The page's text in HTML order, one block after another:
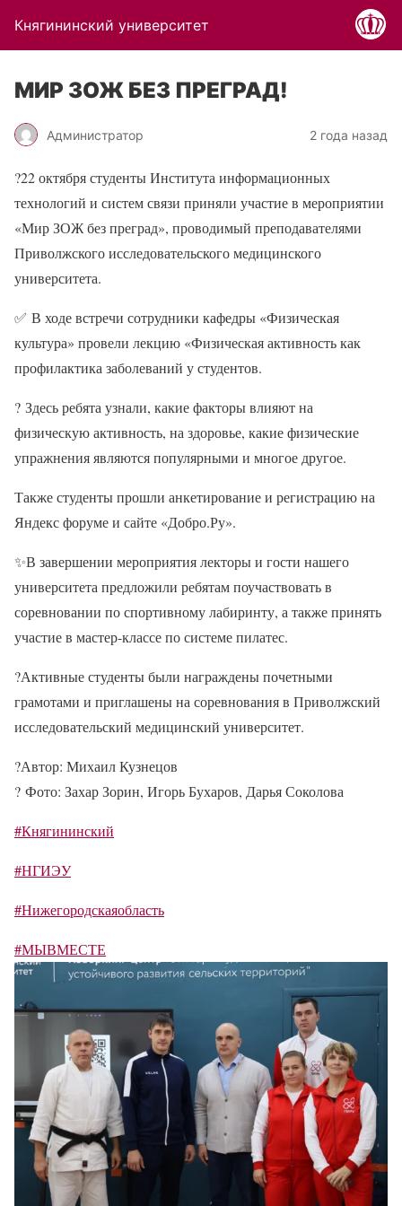
Княгининский университет
МИР ЗОЖ БЕЗ ПРЕГРАД!
Администратор 2 года назад
?22 октября студенты Института информационных
технологий и систем связи приняли участие в мероприятии
«Мир ЗОЖ без преград», проводимый преподавателями
Приволжского исследовательского медицинского
университета.
✅ В ходе встречи сотрудники кафедры «Физическая
культура» провели лекцию «Физическая активность как
профилактика заболеваний у студентов.
? Здесь ребята узнали, какие факторы влияют на
физическую активность, на здоровье, какие физические
упражнения являются популярными и многое другое.
Также студенты прошли анкетирование и регистрацию на
Яндекс форуме и сайте «Добро.Ру».
✨В завершении мероприятия лекторы и гости нашего
университета предложили ребятам поучаствовать в
соревновании по спортивному лабиринту, а также принять
участие в мастер-классе по системе пилатес.
?Активные студенты были награждены почетными
грамотами и приглашены на соревнования в Приволжский
исследовательский медицинский университет.
?Автор: Михаил Кузнецов
? Фото: Захар Зорин, Игорь Бухаров, Дарья Соколова
#Княгининский
#НГИЭУ
#Нижегородскаяобласть
#МЫВМЕСТЕ